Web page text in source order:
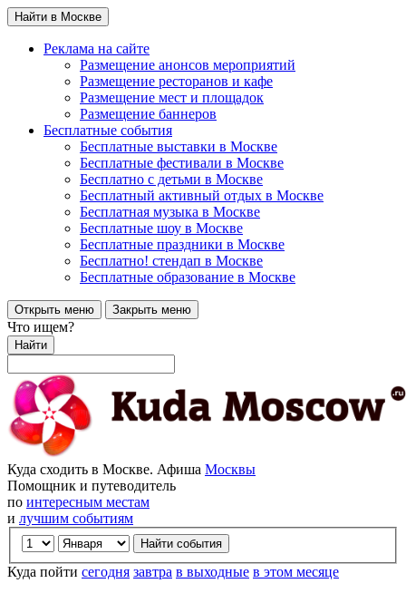
Найти в Москве
Реклама на сайте
Размещение анонсов мероприятий
Размещение ресторанов и кафе
Размещение мест и площадок
Размещение баннеров
Бесплатные события
Бесплатные выставки в Москве
Бесплатные фестивали в Москве
Бесплатно с детьми в Москве
Бесплатный активный отдых в Москве
Бесплатная музыка в Москве
Бесплатные шоу в Москве
Бесплатные праздники в Москве
Бесплатно! стендап в Москве
Бесплатные образование в Москве
Открыть меню Закрыть меню
Что ищем?
Найти
Куда сходить в Москве. Афиша Москвы
Помощник и путеводитель
по интересным местам
и лучшим событиям
Куда пойти сегодня завтра в выходные в этом месяце